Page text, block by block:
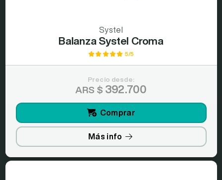
Systel
Balanza Systel Croma
5/5
Precio desde:
ARS $ 392.700
Comprar
Más info